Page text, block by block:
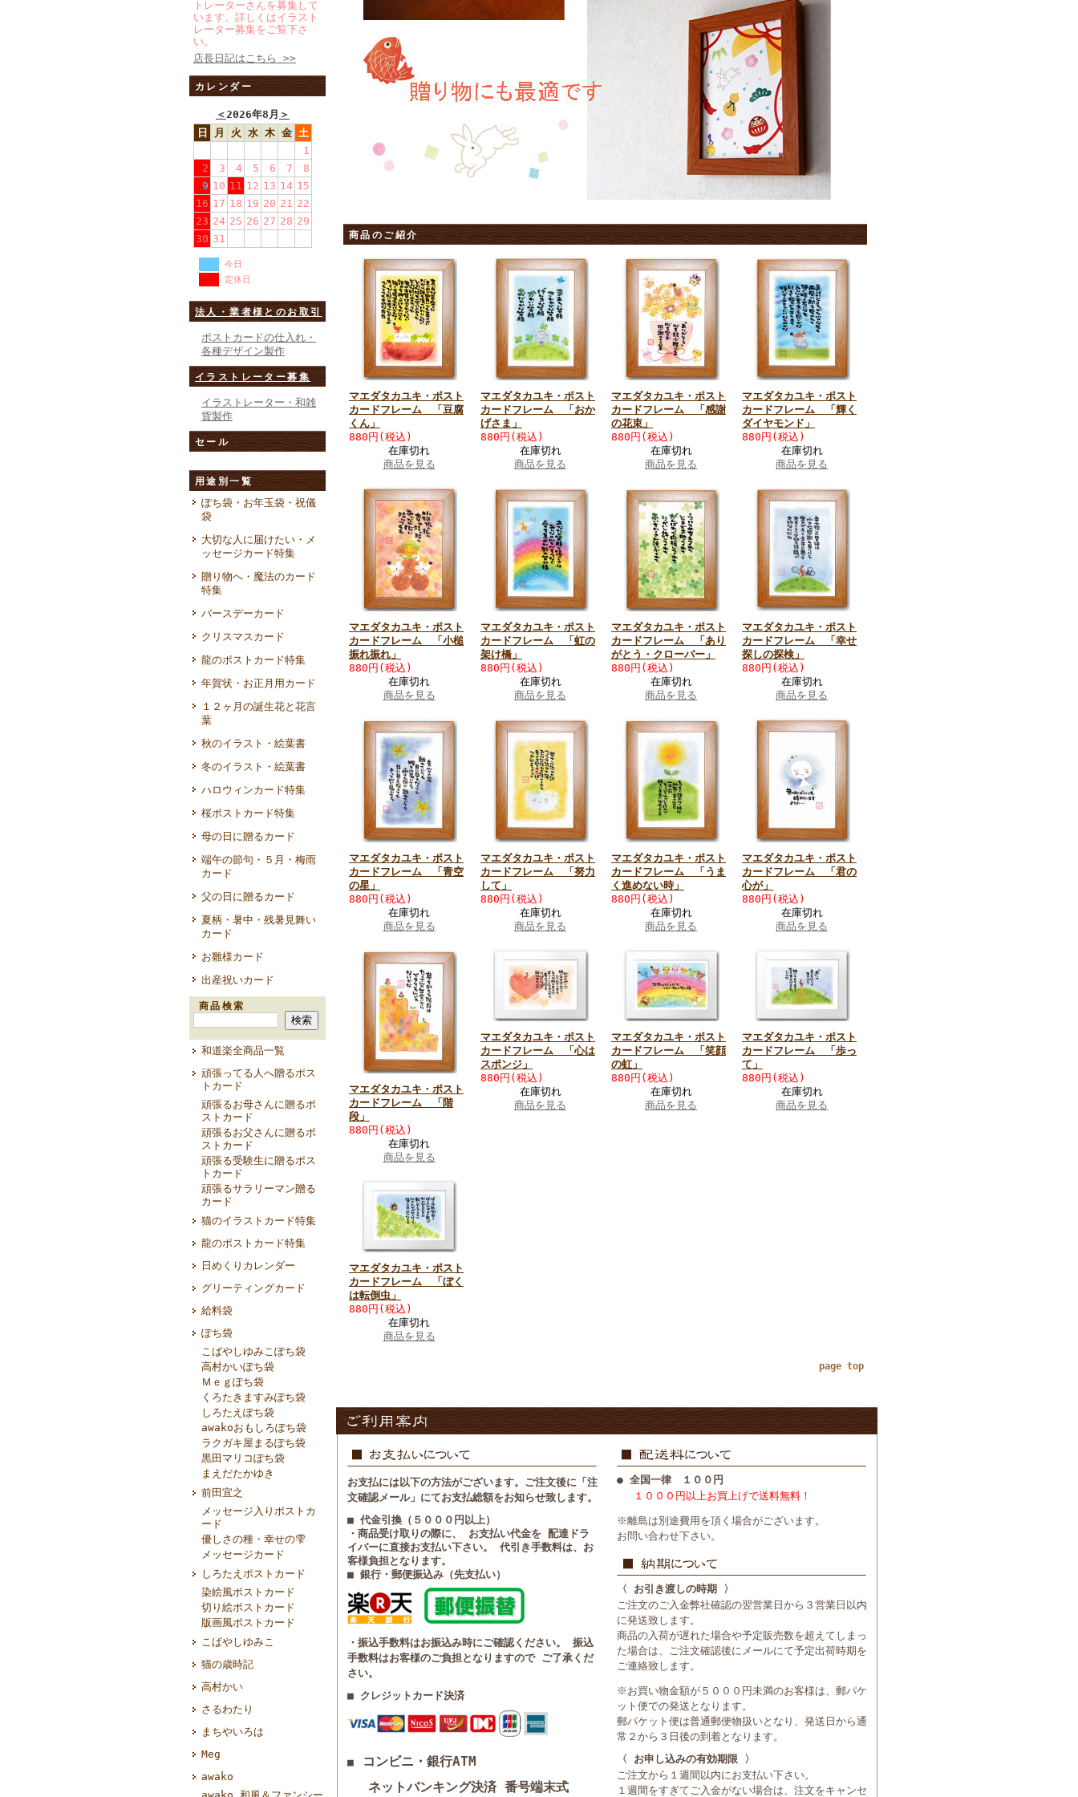
トレーターさんを募集して
います。詳しくはイラスト
レーター募集をご覧下さ
い。
店長日記はこちら >>
カレンダー
＜2026年8月 ＞
日
月 火 水 木 金 土
1
2
3 4 5 6 7
8
9 10 11 12 13 14 15
16 17 18 19 20 21 22
23 24 25 26 27 28 29
30 31
今日
定休日
法人・業者様とのお取引
ポストカードの仕入れ・
各種デザイン製作
イラストレーター募集
イラストレーター・和雑
貨製作
セール
用途別一覧
ぽち袋・お年玉袋・祝儀
袋
大切な人に届けたい・メ
ッセージカード特集
贈り物へ・魔法のカード
特集
バースデーカード
クリスマスカード
龍のポストカード特集
年賀状・お正月用カード
１２ヶ月の誕生花と花言
葉
秋のイラスト・絵葉書
冬のイラスト・絵葉書
ハロウィンカード特集
桜ポストカード特集
母の日に贈るカード
端午の節句・５月・梅雨
カード
父の日に贈るカード
夏柄・暑中・残暑見舞い
カード
お雛様カード
出産祝いカード
商品検索
和道楽全商品一覧
頑張ってる人へ贈るポス
トカード
頑張るお母さんに贈るポ
ストカード
頑張るお父さんに贈るポ
ストカード
頑張る受験生に贈るポス
トカード
頑張るサラリーマン贈る
カード
猫のイラストカード特集
龍のポストカード特集
日めくりカレンダー
グリーティングカード
給料袋
ぽち袋
こばやしゆみこぽち袋
高村かいぽち袋
Ｍｅｇぽち袋
くろたきますみぽち袋
しろたえぽち袋
awakoおもしろぽち袋
ラクガキ屋まるぽち袋
黒田マリコぽち袋
まえだたかゆき
前田宜之
メッセージ入りポストカ
ード
優しさの種・幸せの雫
メッセージカード
しろたえポストカード
染絵風ポストカード
切り絵ポストカード
版画風ポストカード
こばやしゆみこ
猫の歳時記
高村かい
さるわたり
まちやいろは
Meg
awako
商品のご紹介
マエダタカユキ・ポスト
カードフレーム 「豆腐
くん」
880円(税込)
在庫切れ
商品を見る
マエダタカユキ・ポスト
カードフレーム 「おか
げさま」
880円(税込)
在庫切れ
商品を見る
マエダタカユキ・ポスト
カードフレーム 「感謝
の花束」
880円(税込)
在庫切れ
商品を見る
マエダタカユキ・ポスト
カードフレーム 「輝く
ダイヤモンド」
880円(税込)
在庫切れ
商品を見る
マエダタカユキ・ポスト
カードフレーム 「小槌
振れ振れ」
880円(税込)
在庫切れ
商品を見る
マエダタカユキ・ポスト
カードフレーム 「虹の
架け橋」
880円(税込)
在庫切れ
商品を見る
マエダタカユキ・ポスト
カードフレーム 「あり
がとう・クローバー」
880円(税込)
在庫切れ
商品を見る
マエダタカユキ・ポスト
カードフレーム 「幸せ
探しの探検」
880円(税込)
在庫切れ
商品を見る
マエダタカユキ・ポスト
カードフレーム 「青空
の星」
880円(税込)
在庫切れ
商品を見る
マエダタカユキ・ポスト
カードフレーム 「努力
して」
880円(税込)
在庫切れ
商品を見る
マエダタカユキ・ポスト
カードフレーム 「うま
く進めない時」
880円(税込)
在庫切れ
商品を見る
マエダタカユキ・ポスト
カードフレーム 「君の
心が」
880円(税込)
在庫切れ
商品を見る
マエダタカユキ・ポスト
カードフレーム 「階
段」
880円(税込)
在庫切れ
商品を見る
マエダタカユキ・ポスト
カードフレーム 「心は
スポンジ」
880円(税込)
在庫切れ
商品を見る
マエダタカユキ・ポスト
カードフレーム 「笑顔
の虹」
880円(税込)
在庫切れ
商品を見る
マエダタカユキ・ポスト
カードフレーム 「歩っ
て」
880円(税込)
在庫切れ
商品を見る
マエダタカユキ・ポスト
カードフレーム 「ぼく
は転倒虫」
880円(税込)
在庫切れ
商品を見る
page top
お支払には以下の方法がございます。ご注文後に「注
文確認メール」にてお支払総額をお知らせ致します。
■ 代金引換（５０００円以上）
・商品受け取りの際に、 お支払い代金を 配達ドラ
イバーに直接お支払い下さい。 代引き手数料は、お
客様負担となります。
■ 銀行・郵便振込み（先支払い）
・振込手数料はお振込み時にご確認ください。 振込
手数料はお客様のご負担となりますので ご了承くだ
さい。
■ クレジットカード決済
■
コンビニ・銀行ATM
ネットバンキング決済 番号端末式
● 全国一律 １００円
１０００円以上お買上げで送料無料！
※離島は別途費用を頂く場合がございます。
お問い合わせ下さい。
〈 お引き渡しの時期 〉
ご注文のご入金弊社確認の翌営業日から３営業日以内
に発送致します。
商品の入荷が遅れた場合や予定販売数を超えてしまっ
た場合は、ご注文確認後にメールにて予定出荷時期を
ご連絡致します。
※お買い物金額が５０００円未満のお客様は、郵パケ
ット便での発送となります。
郵パケット便は普通郵便物扱いとなり、発送日から通
常２から３日後の到着となります。
〈 お申し込みの有効期限 〉
ご注文から１週間以内にお支払い下さい。
１週間をすぎてご入金がない場合は、注文をキャンセ